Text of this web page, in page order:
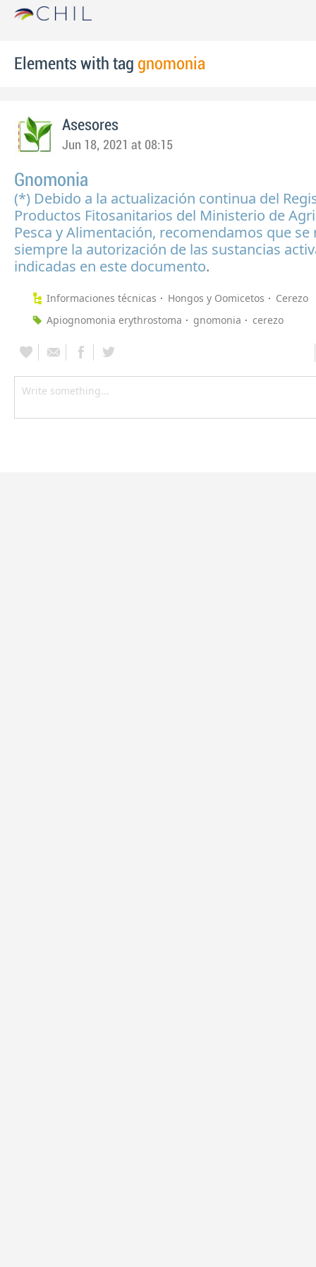
Elements with tag gnomonia
Asesores
Jun 18, 2021 at 08:15
Gnomonia
(*) Debido a la actualización continua del
Productos Fitosanitarios del Ministerio de
Pesca y Alimentación, recomendamos que se
siempre la autorización de las sustancias
indicadas en este documento.
Informaciones técnicas Hongos y Oomicetos
Cerezo
Apiognomonia erythrostoma
gnomonia cerezo